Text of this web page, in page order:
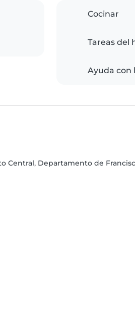
Cocinar
Tareas del
Ayuda con
Central, Departamento de